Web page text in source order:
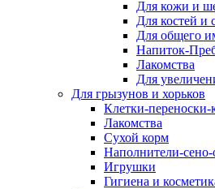
Для кожи и
Для костей и
Для общего
Напиток-
Лакомства
Для
Для грызунов и хорьков
Клетки-
Лакомства
Сухой корм
Наполнители-
Игрушки
Гигиена и